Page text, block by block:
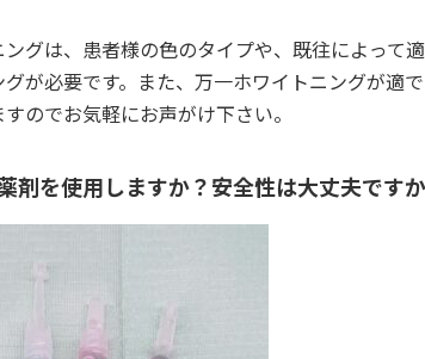
ングは、患者様の色のタイプや、既往によって
グが必要です。また、万一ホワイトニングが適
のでお気軽にお声がけ下さい。
剤を使用しますか？安全性は大丈夫です